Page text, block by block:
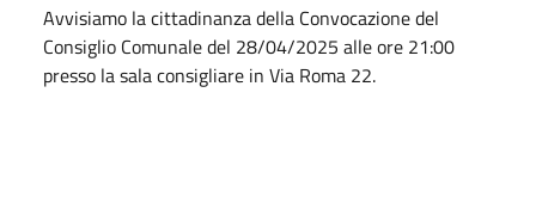
Avvisiamo la cittadinanza della Convocazione del
Consiglio Comunale del 28/04/2025 alle ore 21:00
presso la sala consigliare in Via Roma 22.